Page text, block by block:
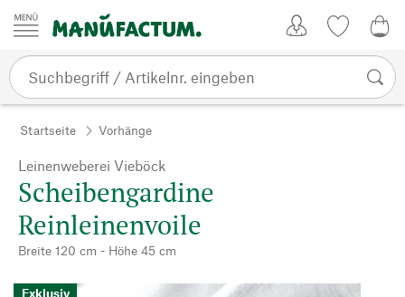
Zum Inhalt springen
Startseite Vorhänge
Leinenweberei Vieböck
Scheibengardine
Reinleinenvoile
Breite 120 cm - Höhe 45 cm
Exklusiv